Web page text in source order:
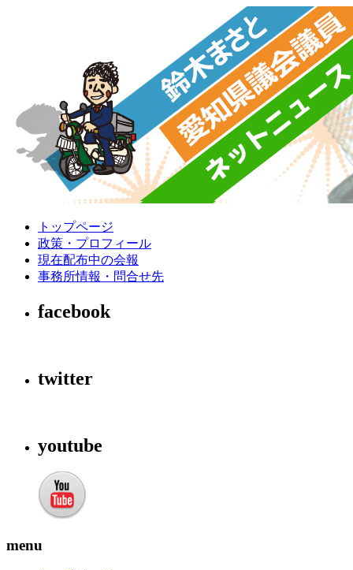
トップページ
政策・プロフィール
現在配布中の会報
事務所情報・問合せ先
facebook
twitter
youtube
menu